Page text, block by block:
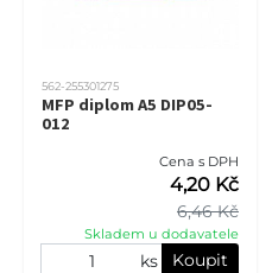
562-255301275
MFP diplom A5 DIP05-
012
Cena s DPH
6,46 Kč
4,20 Kč
Skladem u dodavatele
ks Koupit